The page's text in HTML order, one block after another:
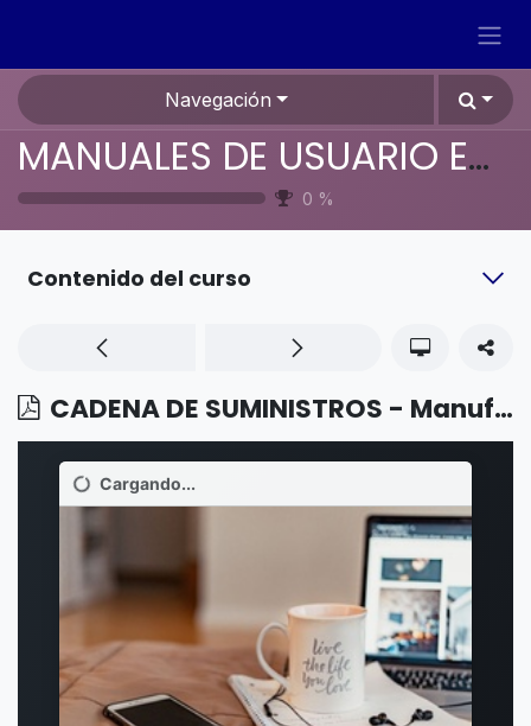
Navegación
MANUALES DE USUARIO EN ESPAÑOL ODOO 19
0 %
Contenido del curso
CADENA DE SUMINISTROS - Manufactura - Configuración del producto a fabricar